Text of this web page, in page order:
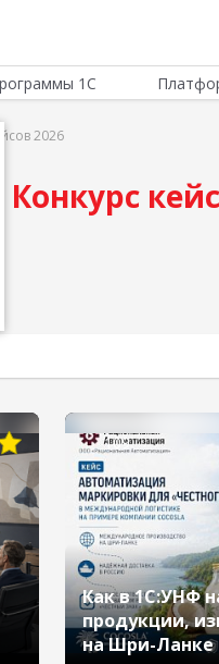
1С
2026
Конкурс
109
Как в 1С:УНФ
продукции,
на Шри-Ланке